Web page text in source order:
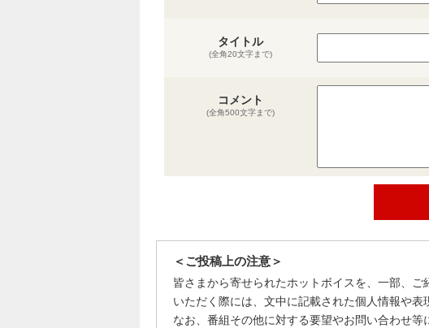
タイトル
(全角20文字まで)
コメント
(全角500文字まで)
＜ご投稿上の注意＞
皆さまから寄せられたホットボイスを、一部、
いただく際には、文中に記載された個人情報や
なお、番組その他に対する要望やお問い合わせ